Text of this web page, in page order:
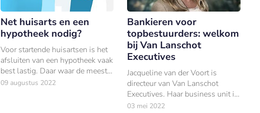
Net huisarts en een
hypotheek nodig?
Voor startende huisartsen is het
afsluiten van een hypotheek vaak
best lastig. Daar waar de meeste
banken de standaard richtlijnen
09 augustus 2022
Bankieren voor
topbestuurders: welkom
bij Van Lanschot
Executives
Jacqueline van der Voort is
directeur van Van Lanschot
Executives. Haar business unit is
een bijzondere binnen Van
03 mei 2022